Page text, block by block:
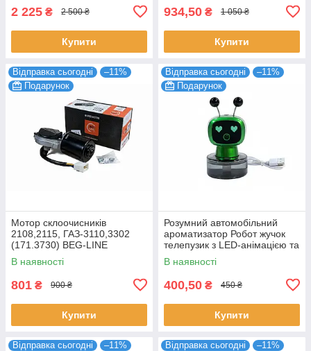
2 225 ₴ 2 500 ₴
Купити
934,50 ₴ 1 050 ₴
Купити
Відправка сьогодні
–11%
Подарунок
Мотор склоочисників
2108,2115, ГАЗ-3110,3302
(171.3730) BEG-LINE
В наявності
801 ₴ 900 ₴
Купити
Відправка сьогодні
–11%
Подарунок
Розумний автомобільний
ароматизатор Робот жучок
телепузик з LED-анімацією та
ефектом пари
В наявності
400,50 ₴ 450 ₴
Купити
Відправка сьогодні
–11%
Відправка сьогодні
–11%